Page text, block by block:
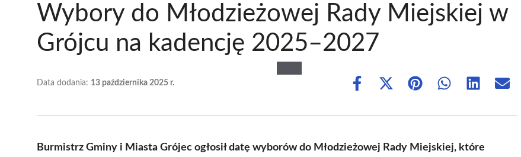
Wybory do Młodzieżowej Rady Miejskiej w
Grójcu na kadencję 2025–2027
Data dodania: 13 października 2025 r.
Share
Share
(Twitter)
Share Share Share Share
Burmistrz Gminy i Miasta Grójec ogłosił datę wyborów do Młodzieżowej Rady Miejskiej, które